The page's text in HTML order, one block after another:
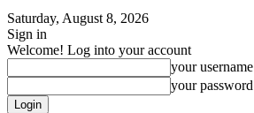
Saturday, August 8, 2026
Sign in
Welcome! Log into your account
your username
your password